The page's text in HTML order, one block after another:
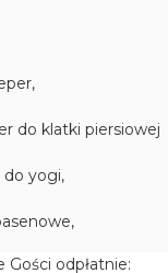
do klatki piersiowej
do yogi,
Gości odpłatnie: